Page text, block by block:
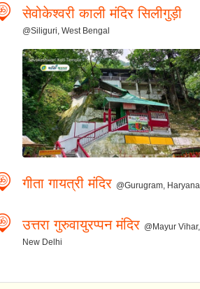
सेवोकेश्वरी काली मंदिर सिलीगुड़ी
@Siliguri, West Bengal
गीता गायत्री मंदिर @Gurugram, Haryana
उत्तरा गुरुवायुरप्पन मंदिर @Mayur Vihar,
New Delhi